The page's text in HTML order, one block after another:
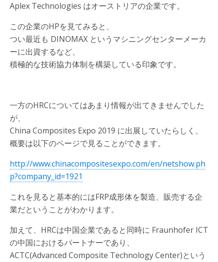
Aplex Technologies はオーストリアの企業です。
この企業のHPを見てみると、
つい最近も DINOMAX というマシニングセンターメーカ
ーに出資するなど、
積極的な技術協力体制を構築している印象です。
一方のHRCについてはあまり情報が出てきませんでした
が、
China Composites Expo 2019 に出展していたらしく、
概要は以下のページで見ることができます。
http://www.chinacompositesexpo.com/en/netshow.ph
p?company_id=1921
これを見ると基本的にはFRP成形体を製造、販売する企
業だということがわかります。
加えて、HRCは中国企業であると同時に Fraunhofer ICT
の中国におけるパートナーであり、
ACTC(Advanced Composite Technology Center)という